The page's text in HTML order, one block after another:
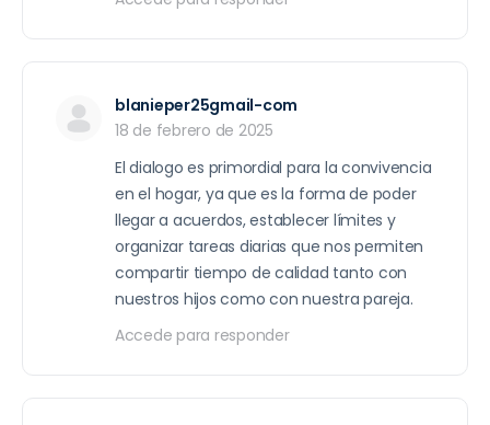
blanieper25gmail-com
18 de febrero de 2025
El dialogo es primordial para la convivencia
en el hogar, ya que es la forma de poder
llegar a acuerdos, establecer límites y
organizar tareas diarias que nos permiten
compartir tiempo de calidad tanto con
nuestros hijos como con nuestra pareja.
Accede para responder